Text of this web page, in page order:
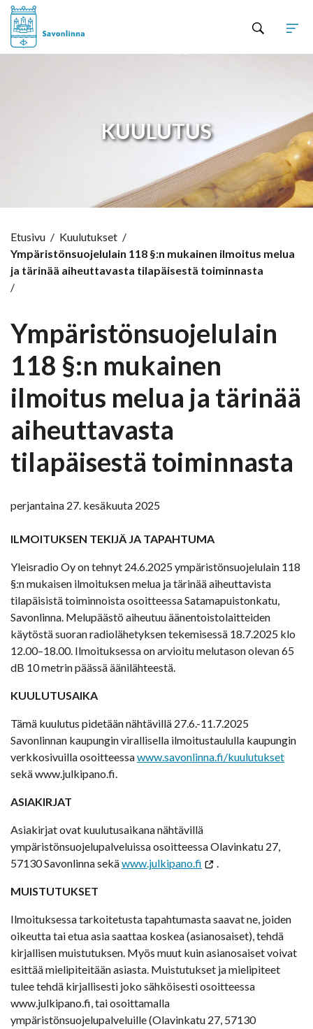
KUULUTUS
Etusivu / Kuulutukset /
Ympäristönsuojelulain 118 §:n mukainen ilmoitus melua
ja tärinää aiheuttavasta tilapäisestä toiminnasta
/
Ympäristönsuojelulain
118 §:n mukainen
ilmoitus melua ja tärinää
aiheuttavasta
tilapäisestä toiminnasta
perjantaina 27. kesäkuuta 2025
ILMOITUKSEN TEKIJÄ JA TAPAHTUMA
Yleisradio Oy on tehnyt 24.6.2025 ympäristönsuojelulain 118
§:n mukaisen ilmoituksen melua ja tärinää aiheuttavista
tilapäisistä toiminnoista osoitteessa Satamapuistonkatu,
Savonlinna. Melupäästö aiheutuu äänentoistolaitteiden
käytöstä suoran radiolähetyksen tekemisessä 18.7.2025 klo
12.00–18.00. Ilmoituksessa on arvioitu melutason olevan 65
dB 10 metrin päässä äänilähteestä.
KUULUTUSAIKA
Tämä kuulutus pidetään nähtävillä 27.6.-11.7.2025
Savonlinnan kaupungin virallisella ilmoitustaululla kaupungin
verkkosivuilla osoitteessawww.savonlinna.fi/kuulutukset
sekä www.julkipano.fi.
ASIAKIRJAT
Asiakirjat ovat kuulutusaikana nähtävillä
ympäristönsuojelupalveluissa osoitteessa Olavinkatu 27,
57130 Savonlinna sekäwww.julkipano.fi .
MUISTUTUKSET
Ilmoituksessa tarkoitetusta tapahtumasta saavat ne, joiden
oikeutta tai etua asia saattaa koskea (asianosaiset), tehdä
kirjallisen muistutuksen. Myös muut kuin asianosaiset voivat
esittää mielipiteitään asiasta. Muistutukset ja mielipiteet
tulee tehdä kirjallisesti joko sähköisesti osoitteessa
www.julkipano.fi, tai osoittamalla
ympäristönsuojelupalveluille (Olavinkatu 27, 57130